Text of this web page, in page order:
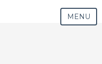
MENU